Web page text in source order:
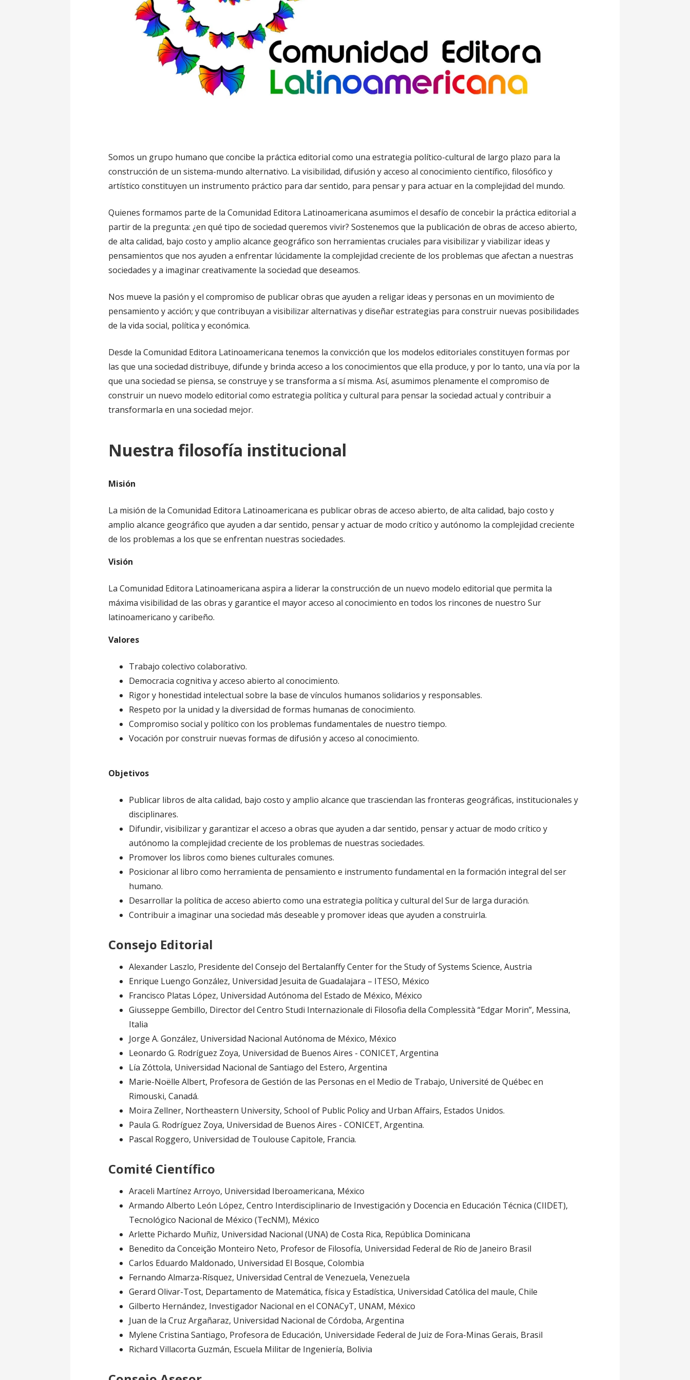
Somos un grupo humano que concibe la práctica editorial como una estrategia político-cultural de largo plazo para la
construcción de un sistema-mundo alternativo. La visibilidad, difusión y acceso al conocimiento científico, filosófico y
artístico constituyen un instrumento práctico para dar sentido, para pensar y para actuar en la complejidad del mundo.
Quienes formamos parte de la Comunidad Editora Latinoamericana asumimos el desafío de concebir la práctica editorial a
partir de la pregunta: ¿en qué tipo de sociedad queremos vivir? Sostenemos que la publicación de obras de acceso abierto,
de alta calidad, bajo costo y amplio alcance geográfico son herramientas cruciales para visibilizar y viabilizar ideas y
pensamientos que nos ayuden a enfrentar lúcidamente la complejidad creciente de los problemas que afectan a nuestras
sociedades y a imaginar creativamente la sociedad que deseamos.
Nos mueve la pasión y el compromiso de publicar obras que ayuden a religar ideas y personas en un movimiento de
pensamiento y acción; y que contribuyan a visibilizar alternativas y diseñar estrategias para construir nuevas posibilidades
de la vida social, política y económica.
Desde la Comunidad Editora Latinoamericana tenemos la convicción que los modelos editoriales constituyen formas por
las que una sociedad distribuye, difunde y brinda acceso a los conocimientos que ella produce, y por lo tanto, una vía por la
que una sociedad se piensa, se construye y se transforma a sí misma. Así, asumimos plenamente el compromiso de
construir un nuevo modelo editorial como estrategia política y cultural para pensar la sociedad actual y contribuir a
transformarla en una sociedad mejor.
Nuestra filosofía institucional
Misión
La misión de la Comunidad Editora Latinoamericana es publicar obras de acceso abierto, de alta calidad, bajo costo y
amplio alcance geográfico que ayuden a dar sentido, pensar y actuar de modo crítico y autónomo la complejidad creciente
de los problemas a los que se enfrentan nuestras sociedades.
Visión
La Comunidad Editora Latinoamericana aspira a liderar la construcción de un nuevo modelo editorial que permita la
máxima visibilidad de las obras y garantice el mayor acceso al conocimiento en todos los rincones de nuestro Sur
latinoamericano y caribeño.
Valores
Trabajo colectivo colaborativo.
Democracia cognitiva y acceso abierto al conocimiento.
Rigor y honestidad intelectual sobre la base de vínculos humanos solidarios y responsables.
Respeto por la unidad y la diversidad de formas humanas de conocimiento.
Compromiso social y político con los problemas fundamentales de nuestro tiempo.
Vocación por construir nuevas formas de difusión y acceso al conocimiento.
Objetivos
Publicar libros de alta calidad, bajo costo y amplio alcance que trasciendan las fronteras geográficas, institucionales y
disciplinares.
Difundir, visibilizar y garantizar el acceso a obras que ayuden a dar sentido, pensar y actuar de modo crítico y
autónomo la complejidad creciente de los problemas de nuestras sociedades.
Promover los libros como bienes culturales comunes.
Posicionar al libro como herramienta de pensamiento e instrumento fundamental en la formación integral del ser
humano.
Desarrollar la política de acceso abierto como una estrategia política y cultural del Sur de larga duración.
Contribuir a imaginar una sociedad más deseable y promover ideas que ayuden a construirla.
Consejo Editorial
Alexander Laszlo, Presidente del Consejo del Bertalanffy Center for the Study of Systems Science, Austria
Enrique Luengo González, Universidad Jesuita de Guadalajara – ITESO, México
Francisco Platas López, Universidad Autónoma del Estado de México, México
Giusseppe Gembillo, Director del Centro Studi Internazionale di Filosofia della Complessità “Edgar Morin”, Messina,
Italia
Jorge A. González, Universidad Nacional Autónoma de México, México
Leonardo G. Rodríguez Zoya, Universidad de Buenos Aires - CONICET, Argentina
Lía Zóttola, Universidad Nacional de Santiago del Estero, Argentina
Marie-Noëlle Albert, Profesora de Gestión de las Personas en el Medio de Trabajo, Université de Québec en
Rimouski, Canadá.
Moira Zellner, Northeastern University, School of Public Policy and Urban Affairs, Estados Unidos.
Paula G. Rodríguez Zoya, Universidad de Buenos Aires - CONICET, Argentina.
Pascal Roggero, Universidad de Toulouse Capitole, Francia.
Comité Científico
Araceli Martínez Arroyo, Universidad Iberoamericana, México
Armando Alberto León López, Centro Interdisciplinario de Investigación y Docencia en Educación Técnica (CIIDET),
Tecnológico Nacional de México (TecNM), México
Arlette Pichardo Muñiz, Universidad Nacional (UNA) de Costa Rica, República Dominicana
Benedito da Conceição Monteiro Neto, Profesor de Filosofía, Universidad Federal de Río de Janeiro Brasil
Carlos Eduardo Maldonado, Universidad El Bosque, Colombia
Fernando Almarza-Rísquez, Universidad Central de Venezuela, Venezuela
Gerard Olivar-Tost, Departamento de Matemática, física y Estadística, Universidad Católica del maule, Chile
Gilberto Hernández, Investigador Nacional en el CONACyT, UNAM, México
Juan de la Cruz Argañaraz, Universidad Nacional de Córdoba, Argentina
Mylene Cristina Santiago, Profesora de Educación, Universidade Federal de Juiz de Fora-Minas Gerais, Brasil
Richard Villacorta Guzmán, Escuela Militar de Ingeniería, Bolivia